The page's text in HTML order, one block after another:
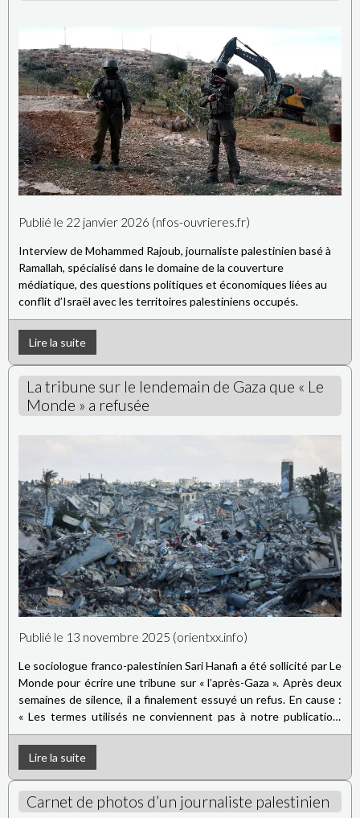
Publié le 22 janvier 2026 (nfos-ouvrieres.fr)
Interview de Mohammed Rajoub, journaliste palestinien basé à
Ramallah, spécialisé dans le domaine de la couverture
médiatique, des questions politiques et économiques liées au
conflit d’Israël avec les territoires palestiniens occupés.
Lire la suite
La tribune sur le lendemain de Gaza que « Le
Monde » a refusée
Publié le 13 novembre 2025 (orientxx.info)
Le sociologue franco-palestinien Sari Hanafi a été sollicité par Le
Monde pour écrire une tribune sur « l’après-Gaza ». Après deux
semaines de silence, il a finalement essuyé un refus. En cause :
« Les termes utilisés ne conviennent pas à notre publication.
Parler par exemple de "résistance armée" en référence aux
les choses. Cela laisse penser que nos perspectives respectives
sont trop éloignées pour être réconciliées.
Lire la suite
Carnet de photos d’un journaliste palestinien